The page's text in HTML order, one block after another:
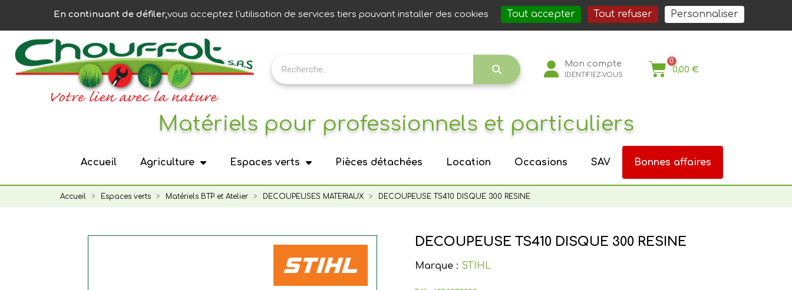
Notre société Nos services Nos actualités Nous rejoindreEspace Pro
Mon compte
IDENTIFIEZ-VOUS
0,00 €
Matériels pour professionnels et particuliers
Accueil Agriculture Espaces verts Pièces détachées Location Occasions SAV Bonnes affaires
Accueil Espaces verts Matériels BTP et Atelier DECOUPEUSES MATERIAUX DECOUPEUSE TS410 DISQUE 300 RESINE
DECOUPEUSE TS410 DISQUE 300 RESINE
Marque : STIHL
En continuant de défiler,vous acceptez l'utilisation de services tiers pouvant installer des cookies Tout accepter Tout refuser Personnaliser